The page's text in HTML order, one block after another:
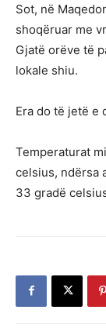
Sot, në
shoqëruar me
Gjatë orëve të
lokale shiu.
Era do të jetë e
Temperaturat
celsius, ndërsa
33 gradë